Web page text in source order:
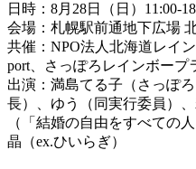
日時：8月28日（日）11:00-
会場：札幌駅前通地下広場
共催：NPO法人北海道レイ
port、さっぽろレインボープ
出演：満島てる子（さっぽ
長）、ゆう（同実行委員）
（「結婚の自由をすべての
晶（ex.ひいらぎ）